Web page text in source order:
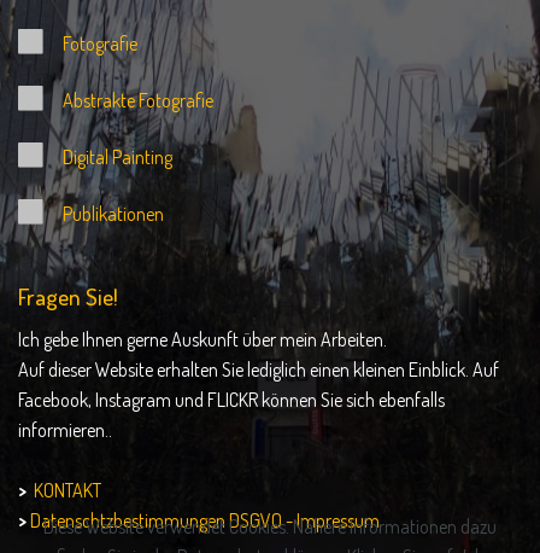
Fotografie
Abstrakte Fotografie
DigitalPainting
Publikationen
Fragen Sie!
Ich gebe Ihnen gerne Auskunft über mein Arbeiten.
Auf dieser Website erhalten Sie lediglich einen kleinen Einblick. Auf
Facebook, Instagram und FLICKR können Sie sich ebenfalls
informieren..
> KONTAKT
>Datenschtzbestimmungen DSGVO - Impressum
Diese Website verwendet Cookies. Nähere Informationen dazu